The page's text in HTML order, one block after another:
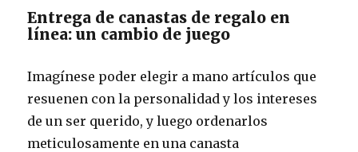
Entrega de canastas de regalo en
línea: un cambio de juego
Imagínese poder elegir a mano artículos que
resuenen con la personalidad y los intereses
de un ser querido, y luego ordenarlos
meticulosamente en una canasta